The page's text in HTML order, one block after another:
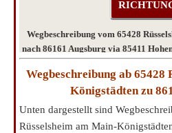
Wegbeschreibung vom 65428
nach 86161 Augsburg via 85411
Wegbeschreibung ab 65428
Königstädten zu
Unten dargestellt sind
Rüsselsheim am Main-